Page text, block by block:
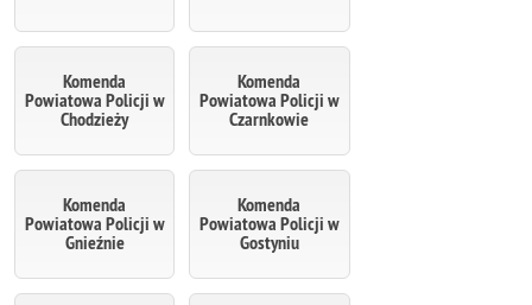
Komenda
Powiatowa Policji w
Chodzieży
Komenda
Powiatowa Policji w
Czarnkowie
Komenda
Powiatowa Policji w
Gnieźnie
Komenda
Powiatowa Policji w
Gostyniu